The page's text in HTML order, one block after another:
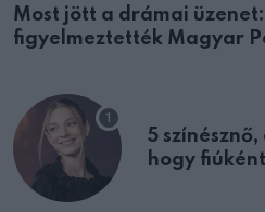
Most jött a drámai
figyelmeztették Magyar
5
hogy